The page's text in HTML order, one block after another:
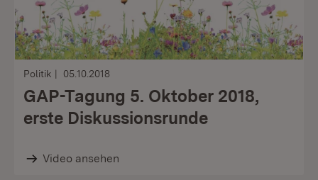
Politik 05.10.2018
GAP-Tagung 5. Oktober 2018,
erste Diskussionsrunde
Video ansehen